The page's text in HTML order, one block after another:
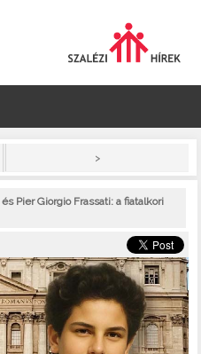
>
Pier Giorgio Frassati: a fiatalkori